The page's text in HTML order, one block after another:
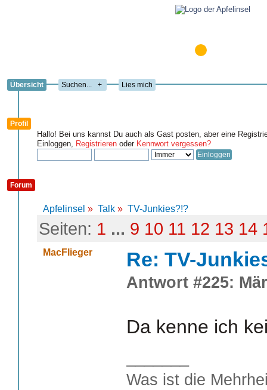
Übersicht + Lies mich
Profil
Hallo! Bei uns kannst Du auch als Gast posten, aber eine
Einloggen, Registrieren oder Kennwort vergessen?
Forum
Apfelinsel » Talk » TV-Junkies?!?
Seiten: 1 ... 9 10 11 12 13 14
MacFlieger Re: TV-
Antwort #225:
Da kenne ich
Was ist die